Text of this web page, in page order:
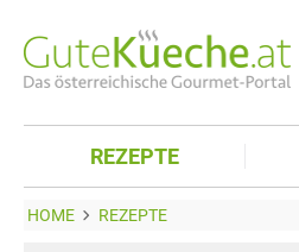
REZEPTE
HOME REZEPTE